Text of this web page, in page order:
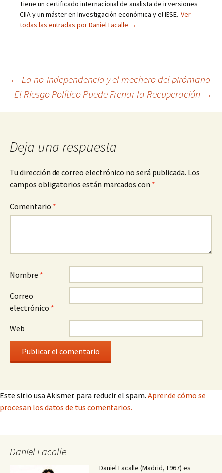
Tiene un certificado internacional de analista de inversiones
CIIA y un máster en Investigación económica y el IESE. Ver
todas las entradas por Daniel Lacalle →
Navegación
de
← La no-independencia y el mechero del pirómano
El Riesgo Político Puede Frenar la Recuperación →
Deja una respuesta
Tu dirección de correo electrónico no será publicada. Los
campos obligatorios están marcados con *
Comentario *
Nombre *
Correo
electrónico *
Web
Este sitio usa Akismet para reducir el spam. Aprende cómo se
procesan los datos de tus comentarios.
Daniel Lacalle
Daniel Lacalle (Madrid, 1967) es